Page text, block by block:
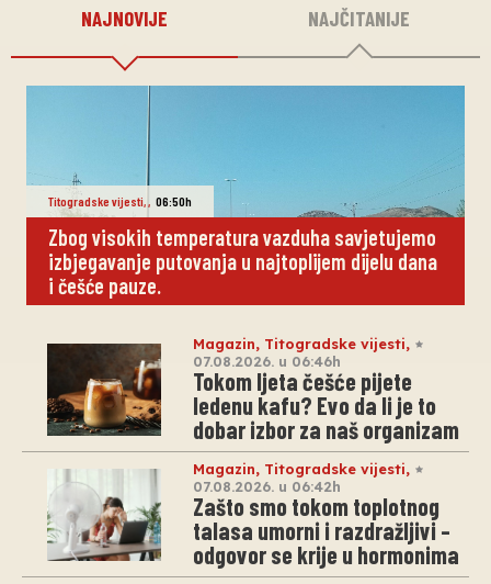
NAJNOVIJE NAJČITANIJE
Titogradske vijesti,, 06:50h
Zbog visokih temperatura vazduha savjetujemo
izbjegavanje putovanja u najtoplijem dijelu dana
i češće pauze.
Magazin, Titogradske vijesti,
07.08.2026. u 06:46h
Tokom ljeta češće pijete
ledenu kafu? Evo da li je to
dobar izbor za naš organizam
Magazin, Titogradske vijesti,
07.08.2026. u 06:42h
Zašto smo tokom toplotnog
talasa umorni i razdražljivi –
odgovor se krije u hormonima